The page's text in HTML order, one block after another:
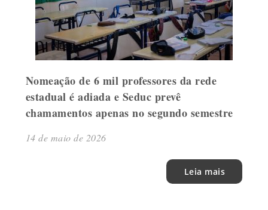
Nomeação de 6 mil professores da rede
estadual é adiada e Seduc prevê
chamamentos apenas no segundo semestre
14 de maio de 2026
Leia mais